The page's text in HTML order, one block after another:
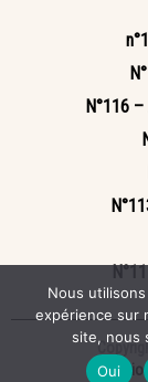
N°116 –
Nous
expérience sur
site, nous
Oui